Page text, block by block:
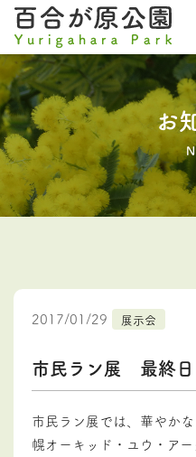
お
2017/01/29 展示会
市民ラン展 最終日
市民ラン展では、華やか
幌オーキッド・ユウ・アー